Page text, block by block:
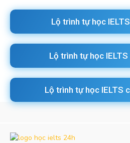
Lộ trình tự học
Lộ trình tự học
Lộ trình tự học IELTS